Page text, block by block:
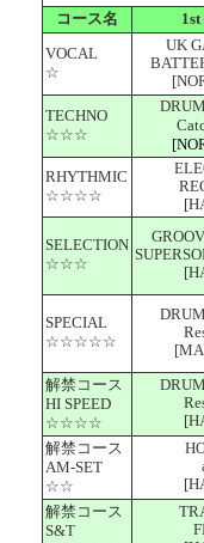
コース名
1st
VOCAL
☆
UK
TECHNO
☆☆☆
RHYTHMIC
☆☆☆☆
SELECTION
☆☆☆
SPECIAL
☆☆☆☆☆
解禁コース
HI SPEED
☆☆☆☆
解禁コース
AM-SET
☆☆
解禁コース
S&T